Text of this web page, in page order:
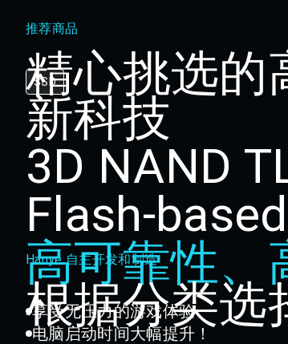
SSD
新科技
3D NAND
Flash-
高可靠性、
享受无压力的游戏体验
电脑启动时间大幅提升！
推荐商品
精心挑选的
Hanye 自主开发和制造
根据分类选